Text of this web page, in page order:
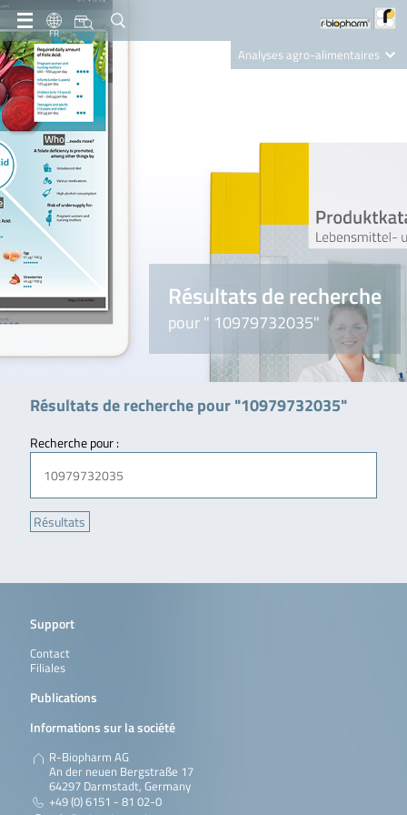
FR
Analyses agro-alimentaires
Nutrition Care
Résultats de recherche
pour " 10979732035"
Résultats de recherche pour "10979732035"
Recherche pour :
Support
Contact
Filiales
Publications
Informations sur la société
R-Biopharm AG
An der neuen Bergstraße 17
64297 Darmstadt, Germany
+49 (0) 6151 - 81 02-0